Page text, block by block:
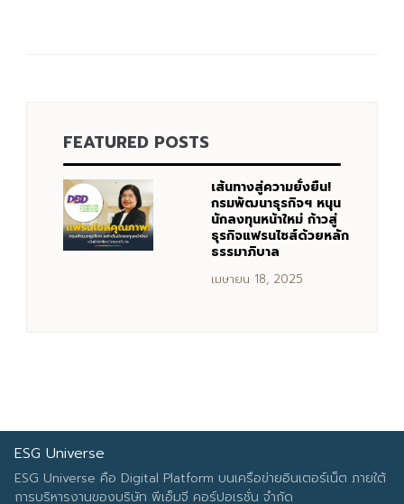
FEATURED POSTS
เส้นทางสู่ความยั่งยืน!
กรมพัฒนาธุรกิจฯ หนุน
นักลงทุนหน้าใหม่ ก้าวสู่
ธุรกิจแฟรนไชส์ด้วยหลัก
ธรรมาภิบาล
เมษายน 18, 2025
ESG Universe
ESG Universe คือ Digital Platform บนเครือข่ายอินเตอร์เน็ต ภายใต้
การบริหารงานของบริษัท พีเอ็มจี คอร์ปอเรชั่น จำกัด